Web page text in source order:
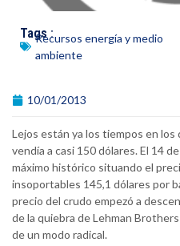
Tags :
Recursos energía y medio
ambiente
10/01/2013
Lejos están ya los tiempos en
vendía a casi 150 dólares. El 14
máximo histórico situando el
insoportables 145,1 dólares por
precio del crudo empezó a
de la quiebra de Lehman
de un modo radical.